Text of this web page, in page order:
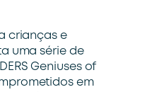
crianças e
uma série de
Geniuses of
em